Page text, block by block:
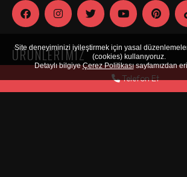
ÜRÜNLERIMIZ
Odunlu Şömine HazneleriTelefon Et
Site deneyiminizi iyileştirmek için yasal
(cookies) kullanıyoruz.
Detaylı bilgiyeÇerez Politikasısayfamızdan